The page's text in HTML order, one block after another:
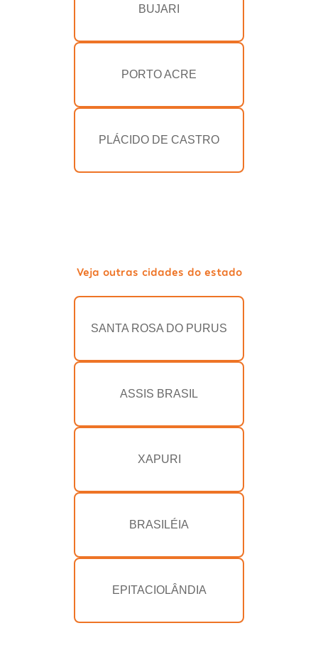
BUJARI
PORTO ACRE
PLÁCIDO DE CASTRO
Veja outras cidades do estado
SANTA ROSA DO PURUS
ASSIS BRASIL
XAPURI
BRASILÉIA
EPITACIOLÂNDIA